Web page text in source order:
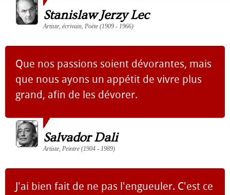
Stanislaw Jerzy Lec
Artiste, écrivain, Poète (1909 - 1966)
Que nos passions soient dévorantes, mais
que nous ayons un appétit de vivre plus
grand, afin de les dévorer.
Salvador Dali
Artiste, Peintre (1904 - 1989)
J'ai bien fait de ne pas l'engueuler. C'est ce